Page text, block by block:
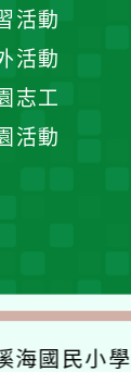
活動
活動
志工
活動
海國民小學